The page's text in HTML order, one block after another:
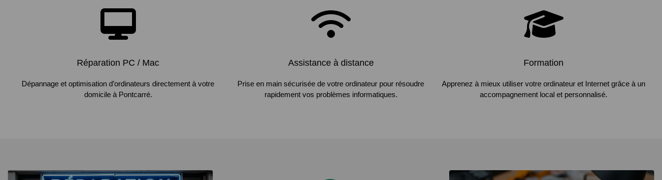
Réparation PC / Mac
Dépannage et optimisation d’ordinateurs directement à votre
domicile à Pontcarré.
Assistance à distance
Prise en main sécurisée de votre ordinateur pour résoudre
rapidement vos problèmes informatiques.
Formation
Apprenez à mieux utiliser votre ordinateur et Internet grâce à un
accompagnement local et personnalisé.